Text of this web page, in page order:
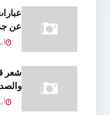
عن
شعر